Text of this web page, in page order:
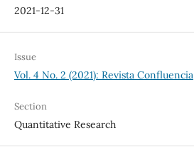
2021-12-31
Issue
Vol. 4 No. 2 (2021): Revista Confluencia
Section
Quantitative Research